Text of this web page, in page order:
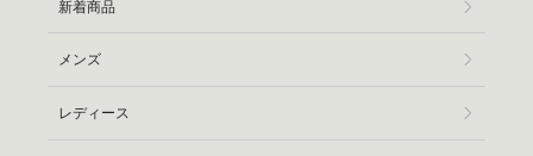
新着商品
メンズ
レディース